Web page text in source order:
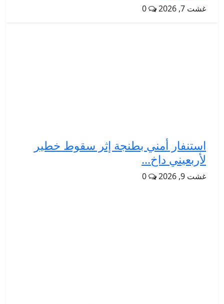
غشت 7, 2026 0
استنفار أمني بطنجة إثر سقوط خطير
لأربعيني داخ...
غشت 9, 2026 0